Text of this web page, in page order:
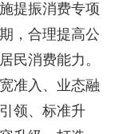
提振消费专项
，合理提高公
民消费能力。
准入、业态融
领、标准升